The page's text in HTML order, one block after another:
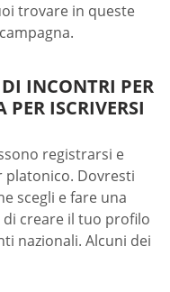
trovare in queste
INCONTRI PER
ISCRIVERSI
registrarsi e
Dovresti
scegli e fare una
creare il tuo profilo
nazionali. Alcuni dei